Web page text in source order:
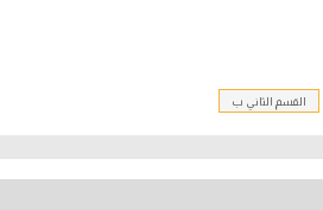
القسم الثاني ب